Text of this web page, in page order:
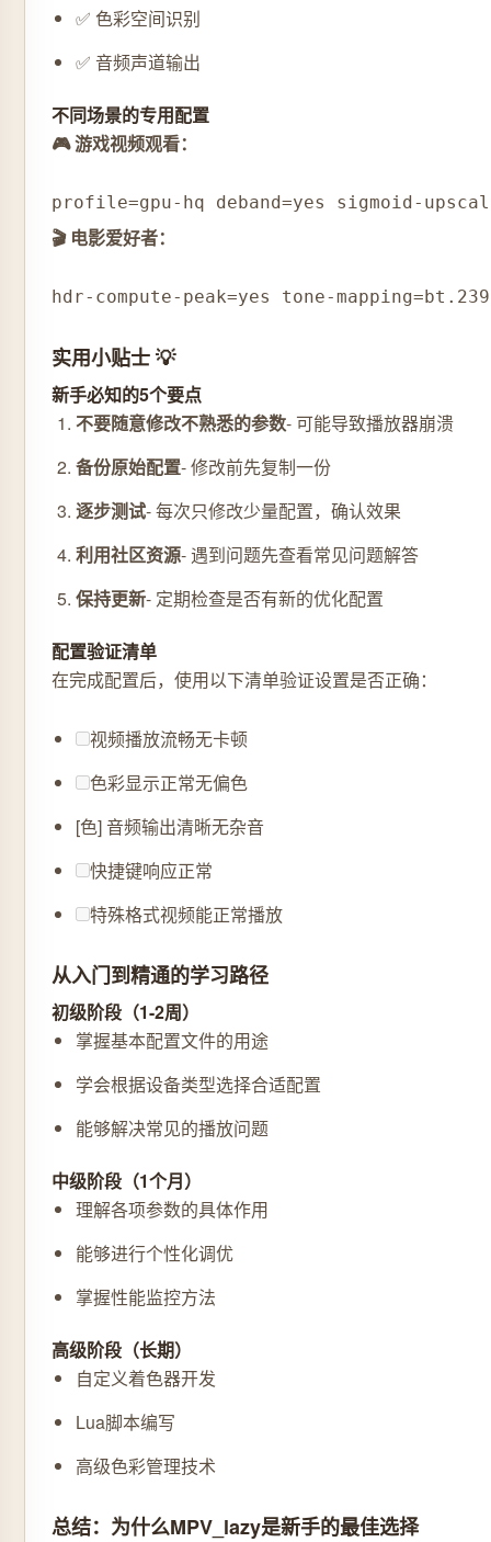
✅ 色彩空间识别
✅ 音频声道输出
不同场景的专用配置
🎮 游戏视频观看：
profile=gpu-hq deband=yes sigmoid-
🎬 电影爱好者：
hdr-compute-peak=yes tone-
实用小贴士 💡
新手必知的5个要点
不要随意修改不熟悉的参数- 可能导致播放器崩溃
备份原始配置- 修改前先复制一份
逐步测试- 每次只修改少量配置，确认效果
利用社区资源- 遇到问题先查看常见问题解答
保持更新- 定期检查是否有新的优化配置
配置验证清单
在完成配置后，使用以下清单验证设置是否正确：
视频播放流畅无卡顿
色彩显示正常无偏色
[色] 音频输出清晰无杂音
快捷键响应正常
特殊格式视频能正常播放
从入门到精通的学习路径
初级阶段（1-2周）
掌握基本配置文件的用途
学会根据设备类型选择合适配置
能够解决常见的播放问题
中级阶段（1个月）
理解各项参数的具体作用
能够进行个性化调优
掌握性能监控方法
高级阶段（长期）
自定义着色器开发
Lua脚本编写
高级色彩管理技术
总结：为什么MPV_lazy是新手的最佳选择